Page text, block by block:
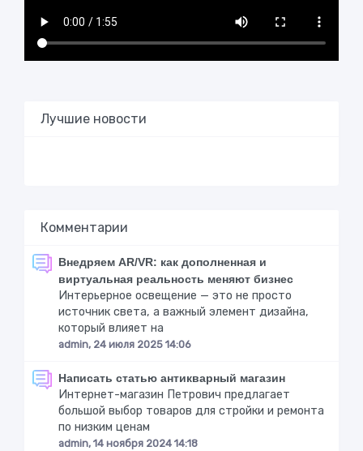
Лучшие новости
Комментарии
Внедряем AR/VR: как дополненная и
виртуальная реальность меняют бизнес
Интерьерное освещение — это не просто
источник света, а важный элемент дизайна,
который влияет на
admin, 24 июля 2025 14:06
Написать статью антикварный магазин
Интернет-магазин Петрович предлагает
большой выбор товаров для стройки и ремонта
по низким ценам
admin, 14 ноября 2024 14:18